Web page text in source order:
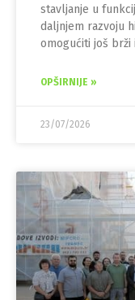
stavljanje u
daljnjem razvoju
omogućiti još
OPŠIRNIJE »
23/07/2026